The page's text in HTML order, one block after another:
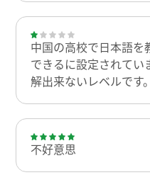
中国の高校で日本語を
できるに設定されてい
解出来ないレベルです。
不好意思